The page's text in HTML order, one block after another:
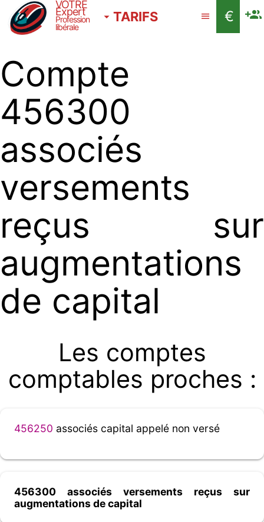
VOTRE
Expert
Profession
libérale
TARIFS €
Compte
456300
associés
versements
reçus sur
augmentations
de capital
Les comptes
comptables proches :
456250 associés capital appelé non versé
456300 associés versements reçus sur
augmentations de capital